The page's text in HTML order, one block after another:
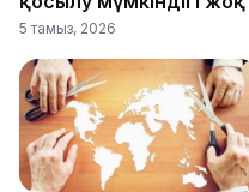
5 тамыз, 2026